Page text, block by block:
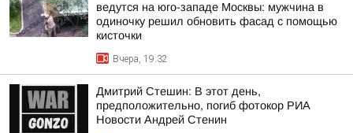
ведутся на юго-западе Москвы: мужчина в
одиночку решил обновить фасад с помощью
кисточки
Вчера, 19:32
Дмитрий Стешин: В этот день,
предположительно, погиб фотокор РИА
Новости Андрей Стенин